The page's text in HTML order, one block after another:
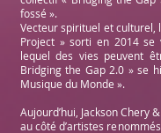
fossé ».
Vecteur spirituel et culturel,
Project » sorti en 2014 se
lequel des vies peuvent
Bridging the Gap 2.0 » se
Musique du Monde ».
Aujourd’hui, Jackson Chery
au côté d’artistes